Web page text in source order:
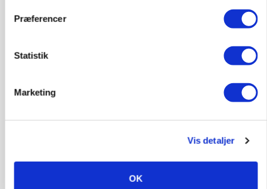
Præferencer
Statistik
Marketing
Vis detaljer
OK
Før såmaskinen kører: Her er efterårets største
skadedyrsrisici